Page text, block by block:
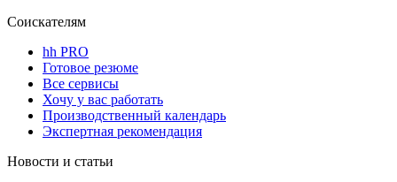
Соискателям
hh PRO
Готовое резюме
Все сервисы
Хочу у вас работать
Производственный календарь
Экспертная рекомендация
Новости и статьи